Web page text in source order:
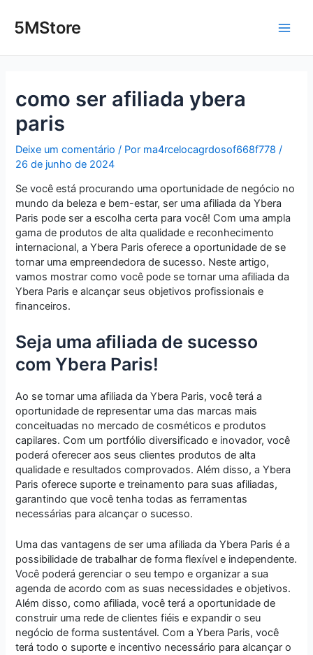
para5MStore
como ser afiliada ybera
paris
Deixe um comentário / Por ma4rcelocagrdosof668f778/
26 de junho de 2024
Se você está procurando uma oportunidade de negócio no
mundo da beleza e bem-estar, ser uma afiliada da Ybera
Paris pode ser a escolha certa para você! Com uma ampla
gama de produtos de alta qualidade e reconhecimento
internacional, a Ybera Paris oferece a oportunidade de se
tornar uma empreendedora de sucesso. Neste artigo,
vamos mostrar como você pode se tornar uma afiliada da
Ybera Paris e alcançar seus objetivos profissionais e
financeiros.
Seja uma afiliada de sucesso
com Ybera Paris!
Ao se tornar uma afiliada da Ybera Paris, você terá a
oportunidade de representar uma das marcas mais
conceituadas no mercado de cosméticos e produtos
capilares. Com um portfólio diversificado e inovador, você
poderá oferecer aos seus clientes produtos de alta
qualidade e resultados comprovados. Além disso, a Ybera
Paris oferece suporte e treinamento para suas afiliadas,
garantindo que você tenha todas as ferramentas
necessárias para alcançar o sucesso.
Uma das vantagens de ser uma afiliada da Ybera Paris é a
possibilidade de trabalhar de forma flexível e independente.
Você poderá gerenciar o seu tempo e organizar a sua
agenda de acordo com as suas necessidades e objetivos.
Além disso, como afiliada, você terá a oportunidade de
construir uma rede de clientes fiéis e expandir o seu
negócio de forma sustentável. Com a Ybera Paris, você
terá todo o suporte e incentivo necessário para alcançar o
navigation